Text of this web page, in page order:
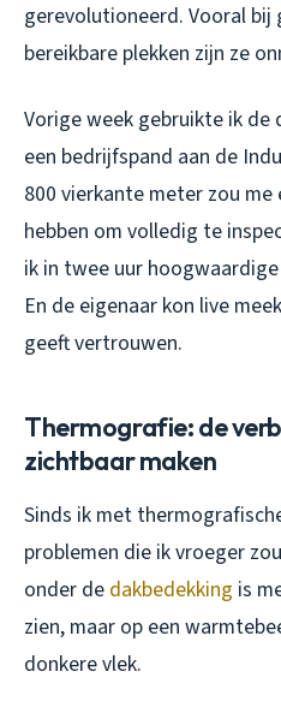
gerevolutioneerd. Vooral
bereikbare plekken zijn ze
Vorige week gebruikte ik de
een bedrijfspand aan de
800 vierkante meter zou
hebben om volledig te
ik in twee uur
En de eigenaar kon live
geeft vertrouwen.
Thermografie: de
zichtbaar maken
Sinds ik met
problemen die ik vroeger
onder de dakbedekking is
zien, maar op een
donkere vlek.